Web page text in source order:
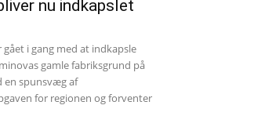
nu indkapslet
i gang med at indkapsle
gamle fabriksgrund på
en spunsvæg af
for regionen og forventer